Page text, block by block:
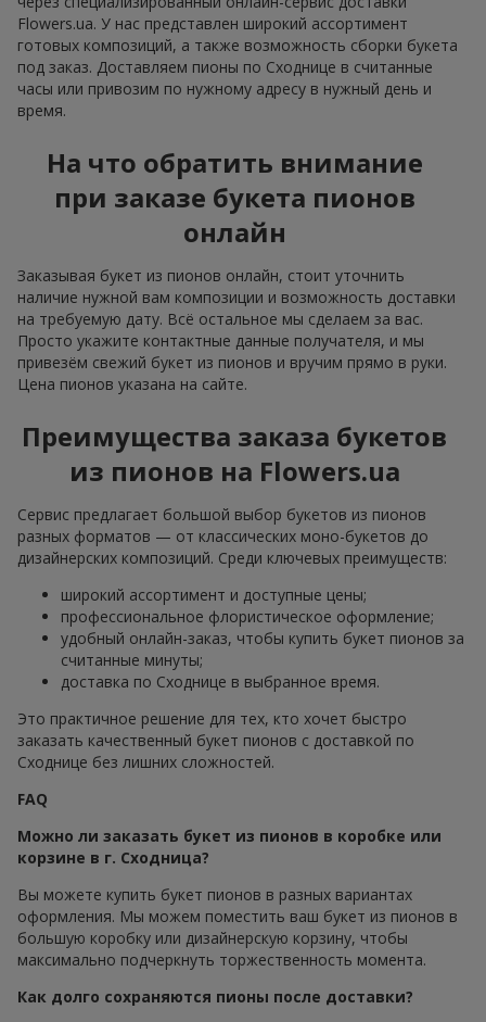
Flowers.ua. У нас представлен широкий ассортимент
готовых композиций, а также возможность сборки букета
под заказ. Доставляем пионы по Сходнице в считанные
часы или привозим по нужному адресу в нужный день и
время.
На что обратить внимание
при заказе букета пионов
онлайн
Заказывая букет из пионов онлайн, стоит уточнить
наличие нужной вам композиции и возможность доставки
на требуемую дату. Всё остальное мы сделаем за вас.
Просто укажите контактные данные получателя, и мы
привезём свежий букет из пионов и вручим прямо в руки.
Цена пионов указана на сайте.
Преимущества заказа букетов
из пионов на Flowers.ua
Сервис предлагает большой выбор букетов из пионов
разных форматов — от классических моно-букетов до
дизайнерских композиций. Среди ключевых преимуществ:
широкий ассортимент и доступные цены;
профессиональное флористическое оформление;
удобный онлайн-заказ, чтобы купить букет пионов за
считанные минуты;
доставка по Сходнице в выбранное время.
Это практичное решение для тех, кто хочет быстро
заказать качественный букет пионов с доставкой по
Сходнице без лишних сложностей.
FAQ
Можно ли заказать букет из пионов в коробке или
корзине в г. Сходница?
Вы можете купить букет пионов в разных вариантах
оформления. Мы можем поместить ваш букет из пионов в
большую коробку или дизайнерскую корзину, чтобы
максимально подчеркнуть торжественность момента.
Как долго сохраняются пионы после доставки?